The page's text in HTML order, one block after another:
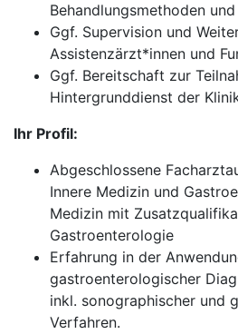
Behandlungsmethoden
Ggf. Supervision und
Assistenzärzt*innen und
Ggf. Bereitschaft zur
Hintergrunddienst der
Ihr Profil:
Abgeschlossene
Innere Medizin und
Medizin mit
Gastroenterologie
Erfahrung in der
gastroenterologischer
inkl. sonographischer und
Verfahren.